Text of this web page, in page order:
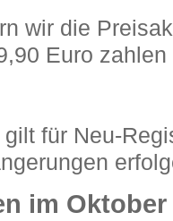
wir die
Euro
für Neu-
im Oktober